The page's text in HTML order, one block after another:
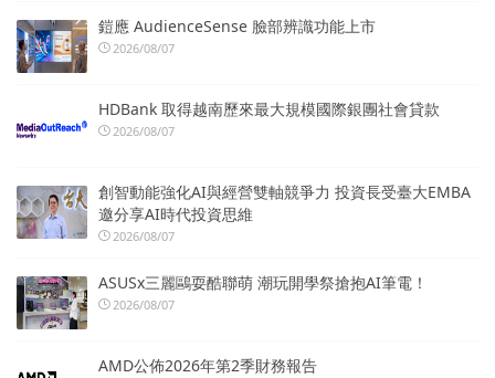
鎧應 AudienceSense 臉部辨識功能上市
2026/08/07
HDBank 取得越南歷來最大規模國際銀團社會貸款
2026/08/07
創智動能強化AI與經營雙軸競爭力 投資長受臺大EMBA
邀分享AI時代投資思維
2026/08/07
ASUSx三麗鷗耍酷聯萌 潮玩開學祭搶抱AI筆電！
2026/08/07
AMD公佈2026年第2季財務報告